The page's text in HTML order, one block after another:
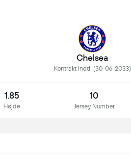
Chelsea
Kontrakt indtil (30-06-2033)
1.85
Højde
10
Jersey Number